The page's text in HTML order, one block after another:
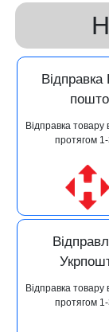
Відправка товару
протягом 1-
Відправка товару
протягом 1-